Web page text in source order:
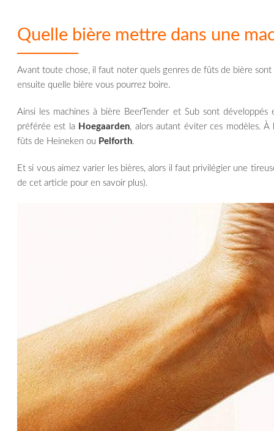
Quelle bière mettre dans une
Avant toute chose, il faut noter quels genres de fûts de bière
ensuite quelle bière vous pourrez boire.
Ainsi les machines à bière BeerTender et Sub sont
préférée est la Hoegaarden, alors autant éviter ces modèles. À
fûts de Heineken ou Pelforth.
Et si vous aimez varier les bières, alors il faut privilégier une
de cet article pour en savoir plus).